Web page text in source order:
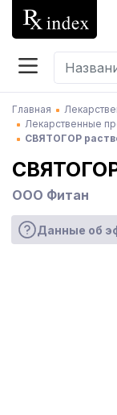
Главная
Лекарственные
СВЯТОГОР
ООО Фитан
Данные об